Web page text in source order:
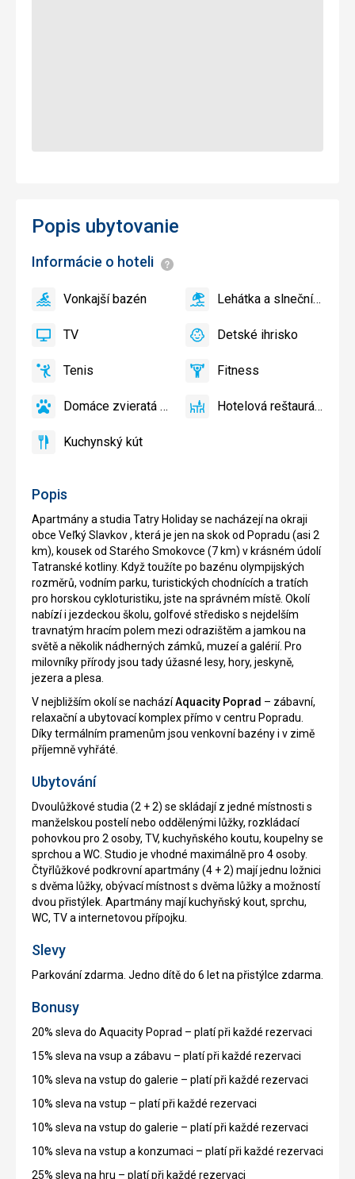
Popis
Apartmány a studia Tatry Holiday se nacházejí na okraji
obce Veľký Slavkov , která je jen na skok od Popradu (asi 2
km), kousek od Starého Smokovce (7 km) v krásném údolí
Tatranské kotliny. Když toužíte po bazénu olympijských
rozměrů, vodním parku, turistických chodnících a tratích
pro horskou cykloturistiku, jste na správném místě. Okolí
nabízí i jezdeckou školu, golfové středisko s nejdelším
travnatým hracím polem mezi odrazištěm a jamkou na
světě a několik nádherných zámků, muzeí a galérií. Pro
milovníky přírody jsou tady úžasné lesy, hory, jeskyně,
jezera a plesa.
V nejbližším okolí se nacházíAquacity Poprad – zábavní,
relaxační a ubytovací komplex přímo v centru Popradu.
Díky termálním pramenům jsou venkovní bazény i v zimě
příjemně vyhřáté.
Ubytování
Dvoulůžkové studia (2 + 2) se skládají z jedné místnosti s
manželskou postelí nebo oddělenými lůžky, rozkládací
pohovkou pro 2 osoby, TV, kuchyňského koutu, koupelny se
sprchou a WC. Studio je vhodné maximálně pro 4 osoby.
Čtyřlůžkové podkrovní apartmány (4 + 2) mají jednu ložnici
s dvěma lůžky, obývací místnost s dvěma lůžky a možností
dvou přistýlek. Apartmány mají kuchyňský kout, sprchu,
WC, TV a internetovou přípojku.
Slevy
Parkování zdarma. Jedno dítě do 6 let na přistýlce zdarma.
Bonusy
20% sleva do Aquacity Poprad – platí při každé rezervaci
15% sleva na vsup a zábavu – platí při každé rezervaci
10% sleva na vstup do galerie – platí při každé rezervaci
10% sleva na vstup – platí při každé rezervaci
10% sleva na vstup do galerie – platí při každé rezervaci
10% sleva na vstup a konzumaci – platí při každé rezervaci
25% sleva na hru – platí při každé rezervaci
Popis ubytovanie
Informácie o hoteli Informácie
VonkajšíVonkajší bazén
áno
Lehátka
slnečníky
bazéne
Lehátka a slnečníky pri
áno
TV TV
áno
DetskéDetské ihrisko
áno
Tenis,Tenis
áno FitnessFitness
áno
Domáce
povolené
Domáce zvieratá povolené
áno
HotelováHotelová reštaurácia
áno
Kuchynský
Kuchynský kút
áno